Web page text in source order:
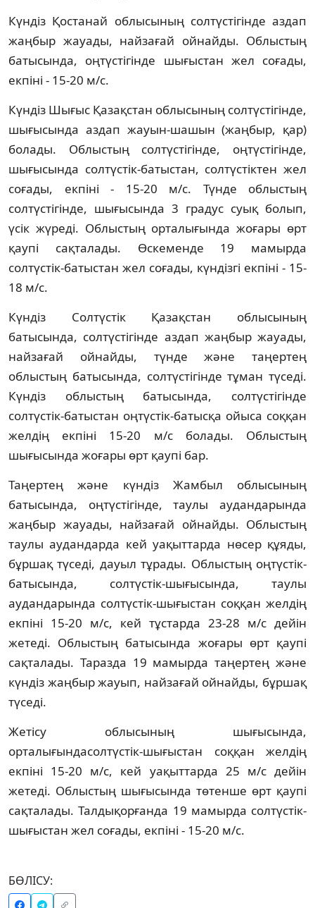
Күндіз Қостанай облысының солтүстігінде аздап
жаңбыр жауады, найзағай ойнайды. Облыстың
батысында, оңтүстігінде шығыстан жел соғады,
екпіні - 15-20 м/с.
Күндіз Шығыс Қазақстан облысының солтүстігінде,
шығысында аздап жауын-шашын (жаңбыр, қар)
болады. Облыстың солтүстігінде, оңтүстігінде,
шығысында солтүстік-батыстан, солтүстіктен жел
соғады, екпіні - 15-20 м/с. Түнде облыстың
солтүстігінде, шығысында 3 градус суық болып,
үсік жүреді. Облыстың орталығында жоғары өрт
қаупі сақталады. Өскеменде 19 мамырда
солтүстік-батыстан жел соғады, күндізгі екпіні - 15-
18 м/с.
Күндіз Солтүстік Қазақстан облысының
батысында, солтүстігінде аздап жаңбыр жауады,
найзағай ойнайды, түнде және таңертең
облыстың батысында, солтүстігінде тұман түседі.
Күндіз облыстың батысында, солтүстігінде
солтүстік-батыстан оңтүстік-батысқа ойыса соққан
желдің екпіні 15-20 м/с болады. Облыстың
шығысында жоғары өрт қаупі бар.
Таңертең және күндіз Жамбыл облысының
батысында, оңтүстігінде, таулы аудандарында
жаңбыр жауады, найзағай ойнайды. Облыстың
таулы аудандарда кей уақыттарда нөсер құяды,
бұршақ түседі, дауыл тұрады. Облыстың оңтүстік-
батысында, солтүстік-шығысында, таулы
аудандарында солтүстік-шығыстан соққан желдің
екпіні 15-20 м/с, кей тұстарда 23-28 м/с дейін
жетеді. Облыстың батысында жоғары өрт қаупі
сақталады. Таразда 19 мамырда таңертең және
күндіз жаңбыр жауып, найзағай ойнайды, бұршақ
түседі.
Жетісу облысының шығысында,
орталығындасолтүстік-шығыстан соққан желдің
екпіні 15-20 м/с, кей уақыттарда 25 м/с дейін
жетеді. Облыстың шығысында төтенше өрт қаупі
сақталады. Талдықорғанда 19 мамырда солтүстік-
шығыстан жел соғады, екпіні - 15-20 м/с.
БӨЛІСУ: